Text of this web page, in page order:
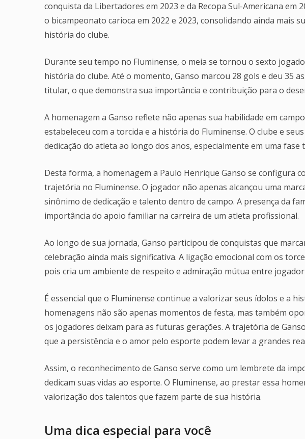
conquista da Libertadores em 2023 e da Recopa Sul-Americana em
o bicampeonato carioca em 2022 e 2023, consolidando ainda mais
história do clube.
Durante seu tempo no Fluminense, o meia se tornou o sexto
história do clube. Até o momento, Ganso marcou 28 gols e deu 35
titular, o que demonstra sua importância e contribuição para o
A homenagem a Ganso reflete não apenas sua habilidade em
estabeleceu com a torcida e a história do Fluminense. O clube e
dedicação do atleta ao longo dos anos, especialmente em uma fase
Desta forma, a homenagem a Paulo Henrique Ganso se configura
trajetória no Fluminense. O jogador não apenas alcançou uma
sinônimo de dedicação e talento dentro de campo. A presença da
importância do apoio familiar na carreira de um atleta profissional.
Ao longo de sua jornada, Ganso participou de conquistas que
celebração ainda mais significativa. A ligação emocional com os
pois cria um ambiente de respeito e admiração mútua entre jogador
É essencial que o Fluminense continue a valorizar seus ídolos e a
homenagens não são apenas momentos de festa, mas também
os jogadores deixam para as futuras gerações. A trajetória de
que a persistência e o amor pelo esporte podem levar a grandes
Assim, o reconhecimento de Ganso serve como um lembrete da
dedicam suas vidas ao esporte. O Fluminense, ao prestar essa
valorização dos talentos que fazem parte de sua história.
Uma dica especial para você